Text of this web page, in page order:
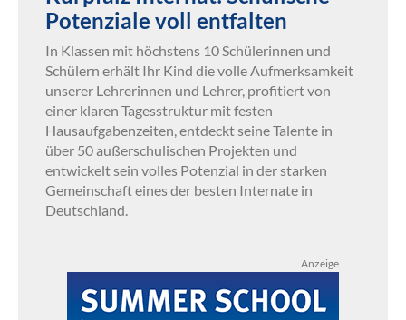
Potenziale voll entfalten
In Klassen mit höchstens 10 Schülerinnen und
Schülern erhält Ihr Kind die volle Aufmerksamkeit
unserer Lehrerinnen und Lehrer, profitiert von
einer klaren Tagesstruktur mit festen
Hausaufgabenzeiten, entdeckt seine Talente in
über 50 außerschulischen Projekten und
entwickelt sein volles Potenzial in der starken
Gemeinschaft eines der besten Internate in
Deutschland.
Anzeige